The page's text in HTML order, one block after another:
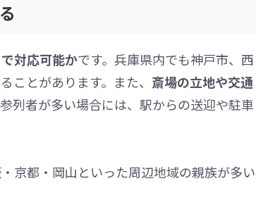
対応可能かです。兵庫県内でも神戸市、西
ことがあります。また、 斎場の立地や交通
列者が多い場合には、駅からの送迎や駐車
京都・岡山といった周辺地域の親族が多い